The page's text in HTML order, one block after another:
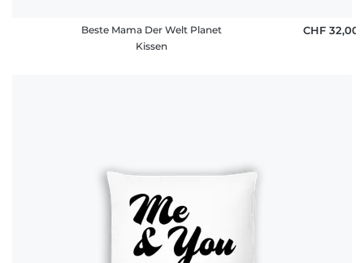
Beste Mama Der Welt Planet
Kissen
CHF 32,00